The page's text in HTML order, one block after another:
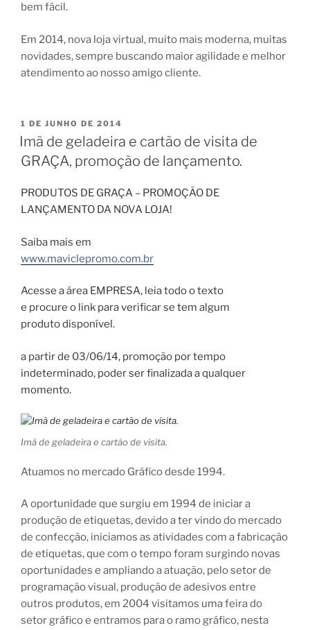
bem fácil.
Em 2014, nova loja virtual, muito mais moderna, muitas
novidades, sempre buscando maior agilidade e melhor
atendimento ao nosso amigo cliente.
PUBLICADO
EM
1 DE JUNHO DE 2014
Imã de geladeira e cartão de visita de
GRAÇA, promoção de lançamento.
PRODUTOS DE GRAÇA – PROMOÇÃO DE
LANÇAMENTO DA NOVA LOJA!
Saiba mais em
www.maviclepromo.com.br
Acesse a área EMPRESA, leia todo o texto
e procure o link para verificar se tem algum
produto disponível.
a partir de 03/06/14, promoção por tempo
indeterminado, poder ser finalizada a qualquer
momento.
Imã de geladeira e cartão de visita.
Atuamos no mercado Gráfico desde 1994.
A oportunidade que surgiu em 1994 de iniciar a
produção de etiquetas, devido a ter vindo do mercado
de confecção, iniciamos as atividades com a fabricação
de etiquetas, que com o tempo foram surgindo novas
oportunidades e ampliando a atuação, pelo setor de
programação visual, produção de adesivos entre
outros produtos, em 2004 visitamos uma feira do
setor gráfico e entramos para o ramo gráfico, nesta